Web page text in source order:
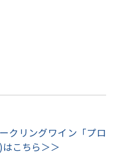
クリングワイン「プロ
こちら＞＞